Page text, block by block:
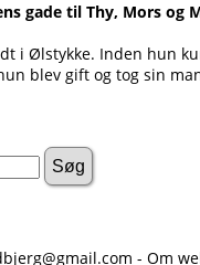
gade til Thy, Mors og
i Ølstykke. Inden hun
blev gift og tog sin
- Om